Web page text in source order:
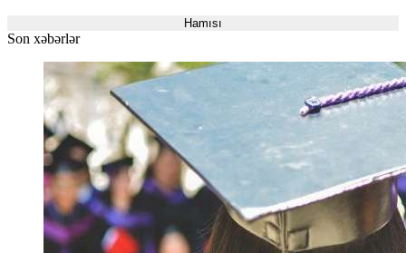
Hamısı
Son xəbərlər